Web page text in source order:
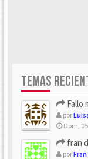
TEMAS
Fallo
por
Dom,
fran
por